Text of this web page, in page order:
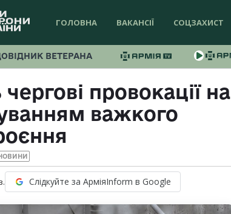
ГОЛОВНА ВАКАНСІЇ СОЦЗАХИСТ
ВЕТЕРАНА
провокації на
важкого
Слідкуйте за АрміяInform в Google